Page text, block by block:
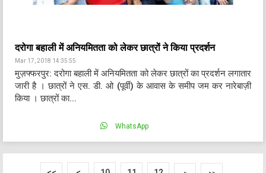
दरोगा बहाली में अनियमितता को लेकर छात्रों ने किया प्रदर्शन
Mar 17, 2018 14:35:55
मुज़फ्फरपुर: दरोगा बहाली में अनियमितता को लेकर छात्रों का प्रदर्शन लगातार
जारी है । छात्रों ने एस. डी. ओ (पूर्वी) के आवास के समीप जम कर नारेबाज़ी
किया । छात्रों का...
WhatsApp